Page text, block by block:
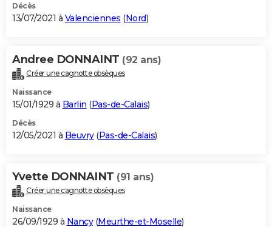
Décès
13/07/2021 à Valenciennes (Nord)
Andree DONNAINT (92 ans)
Créer une cagnotte obsèques
Naissance
15/01/1929 à Barlin (Pas-de-Calais)
Décès
12/05/2021 à Beuvry(Pas-de-Calais)
Yvette DONNAINT (91 ans)
Créer une cagnotte obsèques
Naissance
26/09/1929 à Nancy(Meurthe-et-Moselle)